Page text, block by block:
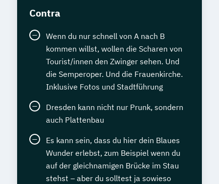
Contra
Wenn du nur schnell von A nach B
kommen willst, wollen die Scharen von
Tourist/innen den Zwinger sehen. Und
die Semperoper. Und die Frauenkirche.
Inklusive Fotos und Stadtführung
Dresden kann nicht nur Prunk, sondern
auch Plattenbau
Es kann sein, dass du hier dein Blaues
Wunder erlebst, zum Beispiel wenn du
auf der gleichnamigen Brücke im Stau
stehst – aber du solltest ja sowieso